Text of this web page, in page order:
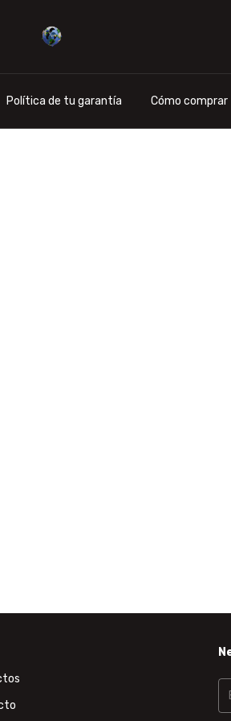
Política de tu garantía Cómo comprar